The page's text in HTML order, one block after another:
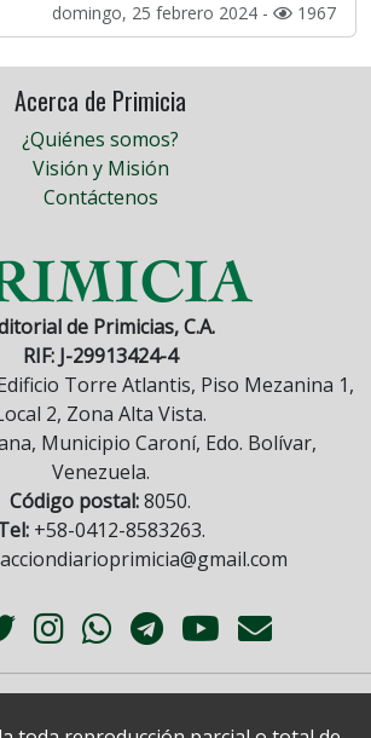
domingo, 25 febrero 2024 - 1967
Acerca de Primicia
¿Quiénes somos?
Visión y Misión
Contáctenos
de Primicias, C.A.
RIF: J-29913424-4
Torre Atlantis, Piso Mezanina 1,
2, Zona Alta Vista.
Municipio Caroní, Edo. Bolívar,
Venezuela.
Código postal:8050.
+58-0412-8583263.